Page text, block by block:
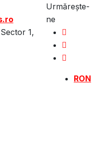
1,
Urmărește-
ne
RON